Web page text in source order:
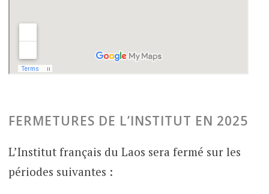
FERMETURES DE L’INSTITUT EN 2025
L’Institut français du Laos sera fermé sur les
périodes suivantes :